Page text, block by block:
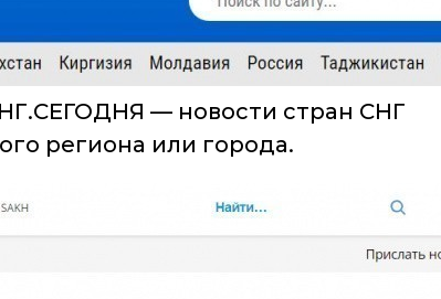
— новости стран СНГ
региона или города.